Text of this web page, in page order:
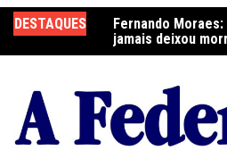
para
o
DESTAQUES
a Festa do
Fernando
jamais deixou